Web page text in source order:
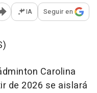
Abrir opciones para
IA Seguir en
Carolina
de 2026 se aislará